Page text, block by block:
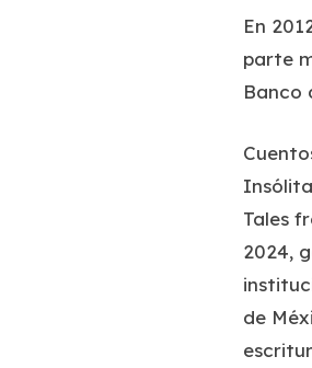
En
parte
Banco
Tales
2024,
de